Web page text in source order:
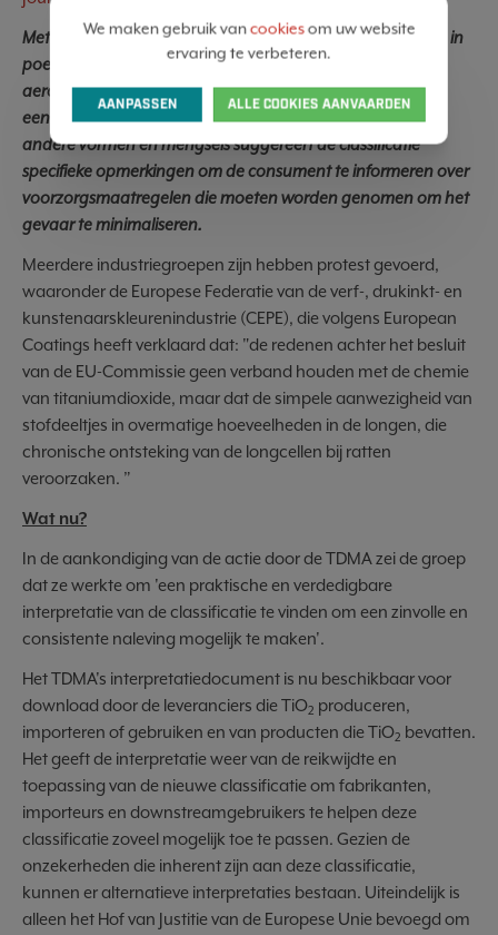
Met de nieuwe verordening zijn titaniumdioxideproducten in
poedervorm die 1% of meer van de stof bevatten met een
aerodynamische diameter van 10 μm of minder vereist om
een kankerwaarschuwing op het etiket te dragen. Voor
andere vormen en mengsels suggereert de classificatie
specifieke opmerkingen om de consument te informeren over
voorzorgsmaatregelen die moeten worden genomen om het
gevaar te minimaliseren.
Meerdere industriegroepen zijn hebben protest gevoerd,
waaronder de Europese Federatie van de verf-, drukinkt- en
kunstenaarskleurenindustrie (CEPE), die volgens European
Coatings heeft verklaard dat: "de redenen achter het besluit
van de EU-Commissie geen verband houden met de chemie
van titaniumdioxide, maar dat de simpele aanwezigheid van
stofdeeltjes in overmatige hoeveelheden in de longen, die
chronische ontsteking van de longcellen bij ratten
veroorzaken. ”
Wat nu?
In de aankondiging van de actie door de TDMA zei de groep
dat ze werkte om 'een praktische en verdedigbare
interpretatie van de classificatie te vinden om een zinvolle en
consistente naleving mogelijk te maken'.
Het TDMA's interpretatiedocument is nu beschikbaar voor
download door de leveranciers die TiO2 produceren,
importeren of gebruiken en van producten die TiO2 bevatten.
Het geeft de interpretatie weer van de reikwijdte en
toepassing van de nieuwe classificatie om fabrikanten,
importeurs en downstreamgebruikers te helpen deze
classificatie zoveel mogelijk toe te passen. Gezien de
onzekerheden die inherent zijn aan deze classificatie,
kunnen er alternatieve interpretaties bestaan. Uiteindelijk is
alleen het Hof van Justitie van de Europese Unie bevoegd om
We maken gebruik vancookiesom uw website
ervaring te verbeteren.
AANPASSEN ALLE COOKIES AANVAARDEN